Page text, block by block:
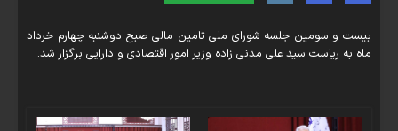
بیست و سومین جلسه شورای ملی تامین مالی صبح دوشنبه چهارم خرداد
ماه به ریاست سید علی مدنی زاده وزیر امور اقتصادی و دارایی برگزار شد.